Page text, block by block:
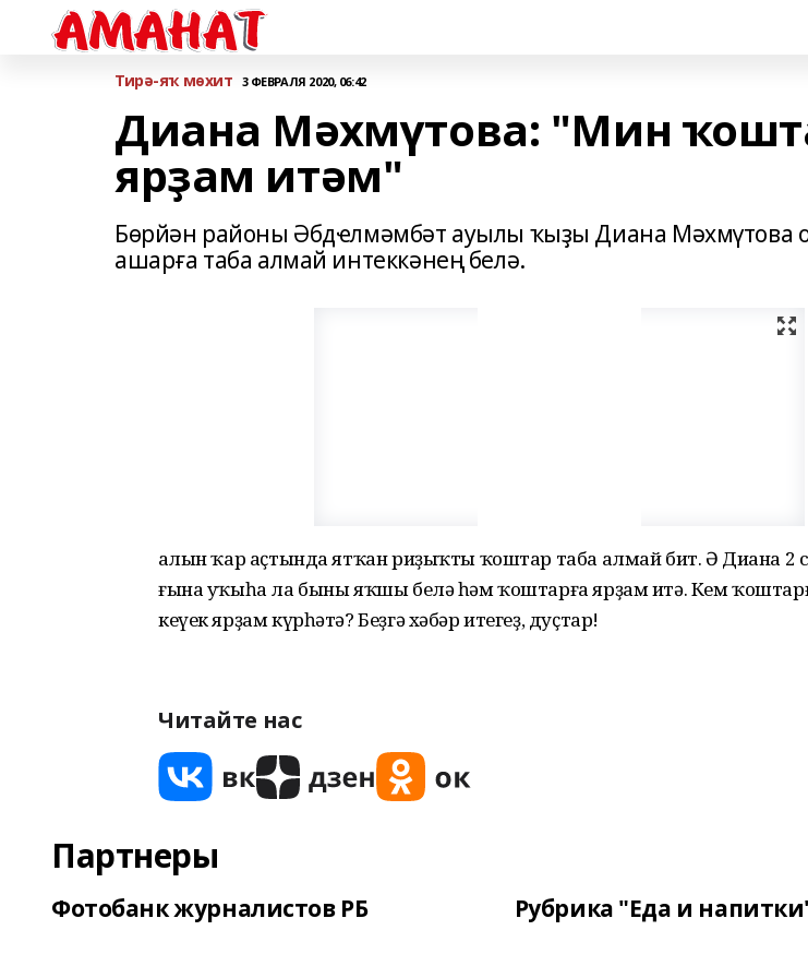
Тирә-яҡ мөхит 3 ФЕВРАЛЯ 2020, 06:42
Диана Мәхмүтова: "Мин
ярҙам итәм"
Бөрйән районы Әбдҽлмәмбәт ауылы ҡыҙы Диана Мәхмүтова
ашарға таба алмай интеккәнең белә.
Ҡалын ҡар аҫтында ятҡан риҙыҡты ҡоштар таба алмай бит. Ә Диана 2
ғына уҡыһа ла быны яҡшы белә һәм ҡоштарға ярҙам итә. Кем
кеүек ярҙам күрһәтә? Беҙгә хәбәр итегеҙ, дуҫтар!
Читайте нас
Партнеры
Фотобанк журналистов РБ Рубрика "Еда и